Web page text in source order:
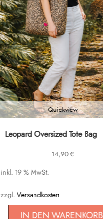
Quickview
Leopard Oversized Tote Bag
14,90€
inkl. 19 % MwSt.
zzgl.Versandkosten
IN DEN WARENKORB